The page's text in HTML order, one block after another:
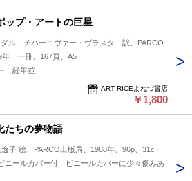
プ・アートの巨星
ダル チハーコヴァー・ヴラスタ 訳、PARCO
年 一冊、167頁、A5
経年並
ART RICEよねづ書店
￥1,800
たちの夢物語
子 絵、PARCO出版局、1988年、96p、31cm
ールカバー付 ビニールカバーに少々傷みあ